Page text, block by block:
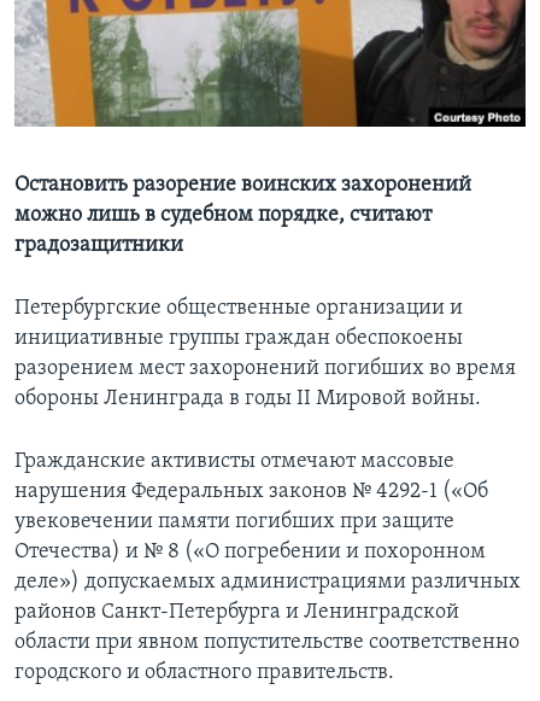
Learning English
СОЦИАЛЬНЫЕ СЕТИ
Языки
Остановить разорение воинских захоронений
можно лишь в судебном порядке, считают
градозащитники
Петербургские общественные организации и
инициативные группы граждан обеспокоены
разорением мест захоронений погибших во время
обороны Ленинграда в годы II Мировой войны.
Гражданские активисты отмечают массовые
нарушения Федеральных законов № 4292-1 («Об
увековечении памяти погибших при защите
Отечества) и № 8 («О погребении и похоронном
деле») допускаемых администрациями различных
районов Санкт-Петербурга и Ленинградской
области при явном попустительстве соответственно
городского и областного правительств.